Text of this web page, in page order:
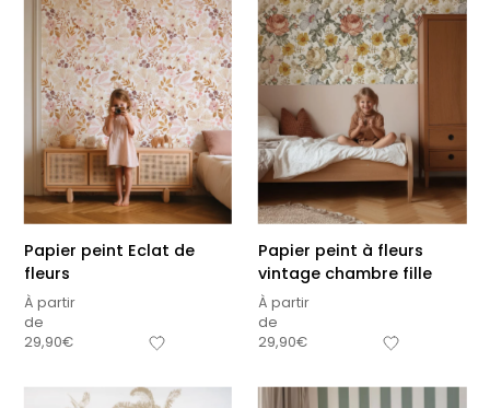
Papier peint Eclat de
fleurs
À partir
de
29,90€
Papier peint à fleurs
vintage chambre fille
À partir
de
29,90€